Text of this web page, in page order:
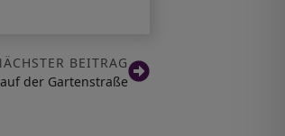
BEITRAG
der Gartenstraße